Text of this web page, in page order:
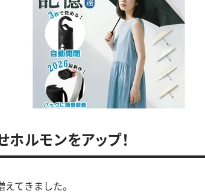
ホルモンをアップ！
てきました。